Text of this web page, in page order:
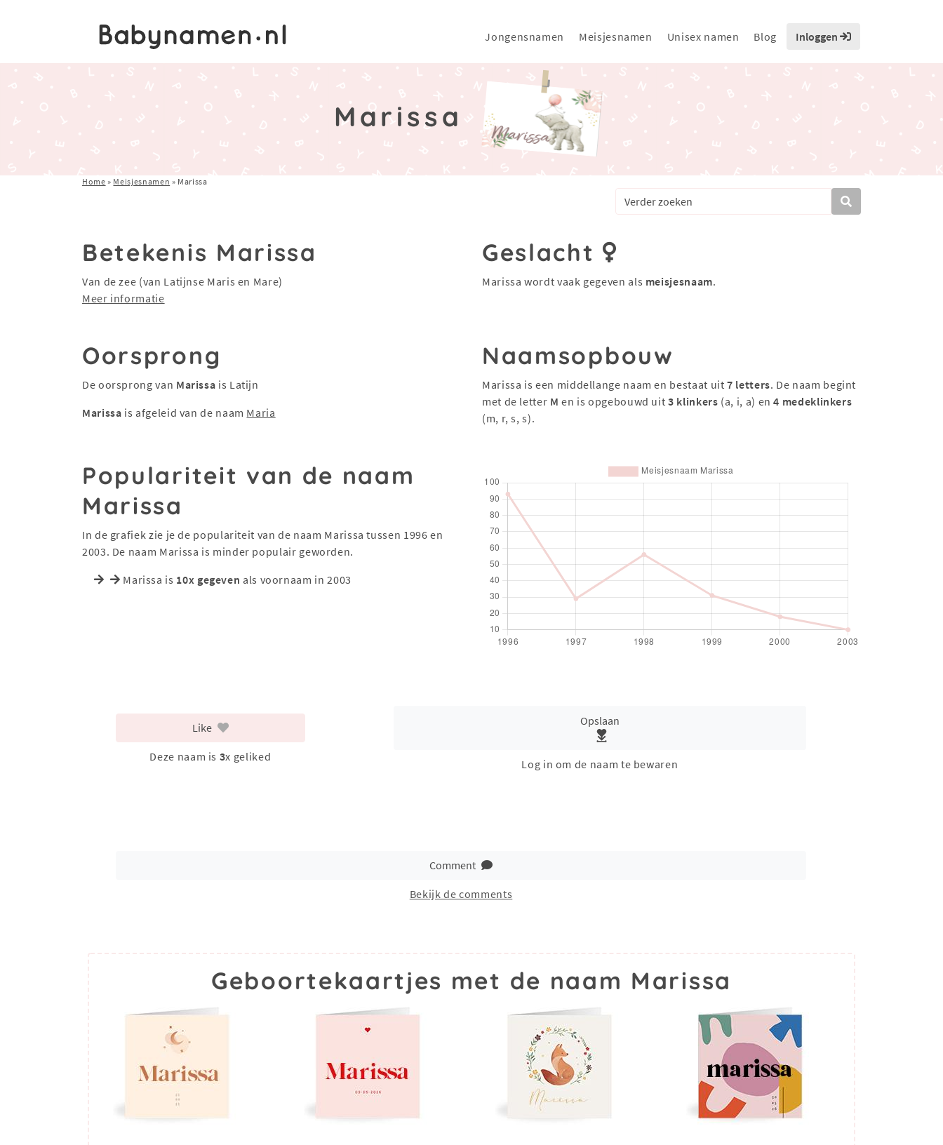
Jongensnamen Meisjesnamen Unisex namen Blog Inloggen
Marissa
Home » Meisjesnamen » Marissa
Betekenis Marissa
Van de zee (van Latijnse Maris en Mare)
Meer informatie
Geslacht
Marissa wordt vaak gegeven als meisjesnaam.
Oorsprong
De oorsprong van Marissa is Latijn
Marissa is afgeleid van de naam Maria
Naamsopbouw
Marissa is een middellange naam en bestaat uit7 letters. De naam begint
met de letter M en is opgebouwd uit3 klinkers (a, i, a) en4 medeklinkers
(m, r, s, s).
Populariteit van de naam
Marissa
In de grafiek zie je de populariteit van de naam Marissa tussen 1996 en
2003. De naam Marissa is minder populair geworden.
Marissa is 10x gegeven als voornaam in 2003
Like
Deze naam is 3x geliked
Opslaan
Log in om de naam te bewaren
Comment
Bekijk de comments
Geboortekaartjes met de naam Marissa